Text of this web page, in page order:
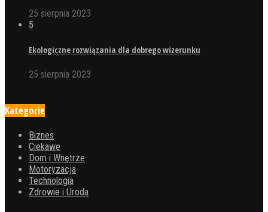
25 sierpnia 2023
5
Ekologiczne rozwiązania dla dobrego wizerunku
25 sierpnia 2023
Kategorie
Biznes
Ciekawe
Dom i Wnętrze
Motoryzacja
Technologia
Zdrowie i Uroda